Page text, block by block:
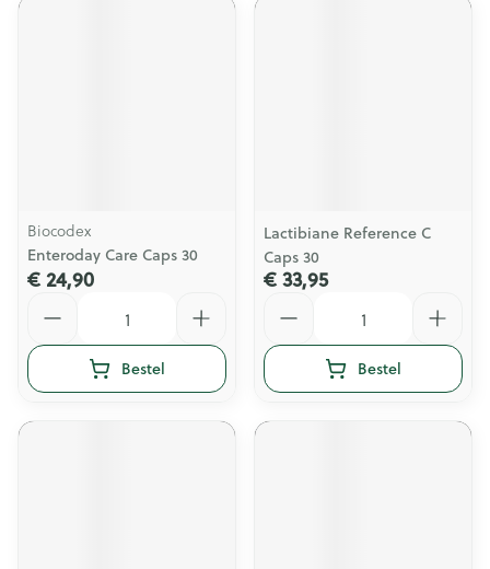
Biocodex
Enteroday Care Caps 30
€ 24,90
Bestel
Lactibiane Reference C
Caps 30
€ 33,95
Bestel